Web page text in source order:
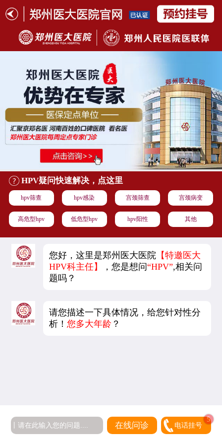
HPV疑问快速解决，点这里
hpv筛查 hpv感染 宫颈筛查 宫颈病变
高危型hpv 低危型hpv hpv阳性 其他
您好，这里是郑州医大医院 【特邀医大
HPV科主任】
，您是想问“HPV”,相关问
题吗？
请您描述一下具体情况，给您针对性分
析！您多大年龄 ？
在线问诊 电话挂号